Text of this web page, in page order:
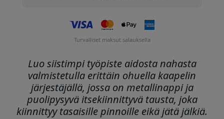
Turvalliset maksut salauksella
Luo siistimpi työpiste aidosta nahasta
valmistetulla erittäin ohuella kaapelin
järjestäjällä, jossa on metallinappi ja
puolipysyvä itsekiinnittyvä tausta, joka
kiinnittyy tasaisille pinnoille eikä jätä jälkiä.